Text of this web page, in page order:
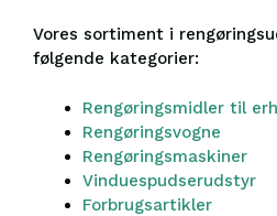
Vores sortiment i
følgende kategorier:
Rengøringsmidler til
Rengøringsvogne
Rengøringsmaskiner
Vinduespudserudstyr
Forbrugsartikler